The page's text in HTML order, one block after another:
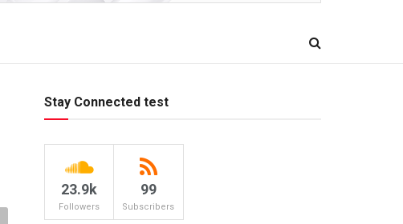
Stay Connected test
23.9k
Followers
99
Subscribers